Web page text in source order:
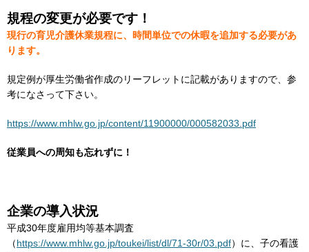
規程の変更が必要です！
現行の育児介護休業規程に、時間単位での休暇を追加する必要があ
ります。
規定例が厚生労働省作成のリーフレットに記載がありますので、参
考になさって下さい。
https://www.mhlw.go.jp/content/11900000/000582033.pdf
従業員への周知も忘れずに！
企業の導入状況
平成30年度雇用均等基本調査
（https://www.mhlw.go.jp/toukei/list/dl/71-30r/03.pdf）に、子の看護